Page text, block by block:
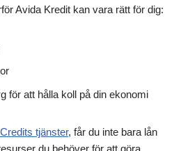
Avida Kredit kan vara rätt för dig:
för att hålla koll på din ekonomi
tjänster, får du inte bara lån
du behöver för att göra